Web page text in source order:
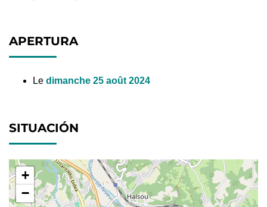
APERTURA
Le dimanche 25 août 2024
SITUACIÓN
+
−